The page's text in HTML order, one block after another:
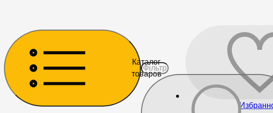
Каталог
товаров